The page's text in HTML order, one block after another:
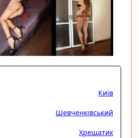
Київ
Шевченківський
Хрещатик